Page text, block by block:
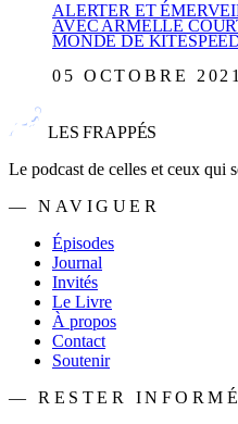
ALERTER ET
AVEC ARMELLE
MONDE DE
05 OCTOBRE
LES FRAPPÉS
Le podcast de celles et ceux qui
— NAVIGUER
Épisodes
Journal
Invités
Le Livre
À propos
Contact
Soutenir
— RESTER INFORMÉ